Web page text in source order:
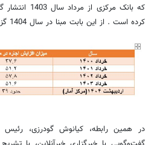
که بانک
کرده است . از این بابت مبنا در سال 1404 گزارش مرکز امار است.
در همین رابطه، کیانوش گودرزی، رئیس